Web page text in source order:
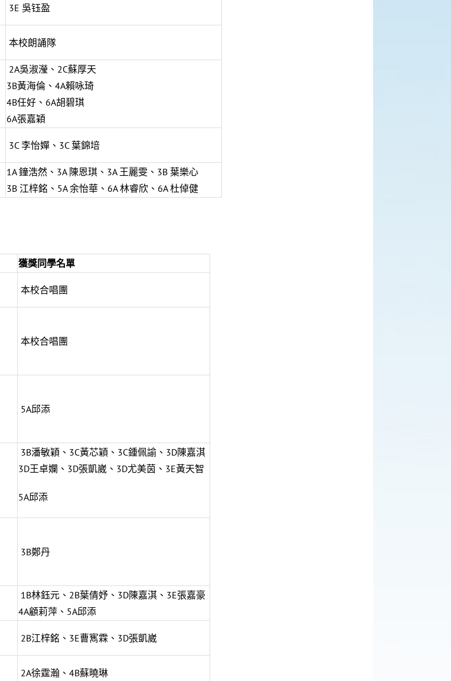
3E 吳钰盈
本校朗誦隊
2A吳淑瀅、2C蘇厚天
3B黃海倫、4A賴咏琦
4B任好、6A胡碧琪
6A張嘉穎
3C 李怡嬋、3C 葉錦培
1A 鐘浩然、3A 陳恩琪、3A 王麗雯、3B 葉樂心
3B 江梓銘、5A 余怡華、6A 林睿欣、6A 杜倬健
獲獎同學名單
本校合唱團
本校合唱團
5A邱添
3B潘敏穎、3C黃芯穎、3C鍾佩諭、3D陳嘉淇
3D王卓孄、3D張凱崴、3D尤美茵、3E黃天智
5A邱添
3B鄭丹
1B林鈺元、2B葉倩妤、3D陳嘉淇、3E張嘉豪
4A顧莉萍、5A邱添
2B江梓銘、3E曹寯霖、3D張凱崴
2A徐霆瀚、4B蘇曉琳